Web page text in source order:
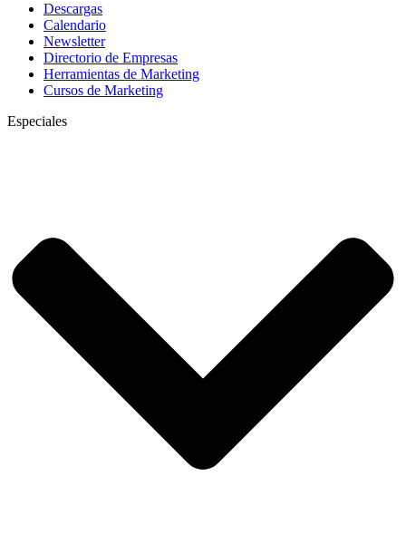
Descargas
Calendario
Newsletter
Directorio de Empresas
Herramientas de Marketing
Cursos de Marketing
Especiales